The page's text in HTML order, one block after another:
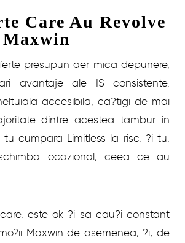
Care Au Revolve
presupun aer mica depunere,
avantaje ale IS consistente.
accesibila, ca?tigi de mai
dintre acestea tambur in
cumpara Limitless la risc. ?i tu,
ocazional, ceea ce au
este ok ?i sa cau?i constant
Maxwin de asemenea, ?i, de